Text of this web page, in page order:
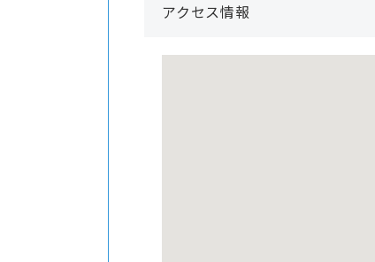
アクセス情報